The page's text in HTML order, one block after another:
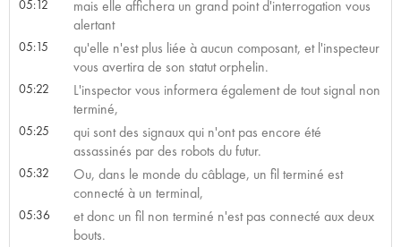
05:12
mais elle affichera un grand point d'interrogation vous
alertant
05:15
qu'elle n'est plus liée à aucun composant, et l'inspecteur
vous avertira de son statut orphelin.
05:22
L'inspector vous informera également de tout signal non
terminé,
05:25
qui sont des signaux qui n'ont pas encore été
assassinés par des robots du futur.
05:32
Ou, dans le monde du câblage, un fil terminé est
connecté à un terminal,
05:36
et donc un fil non terminé n'est pas connecté aux deux
bouts.